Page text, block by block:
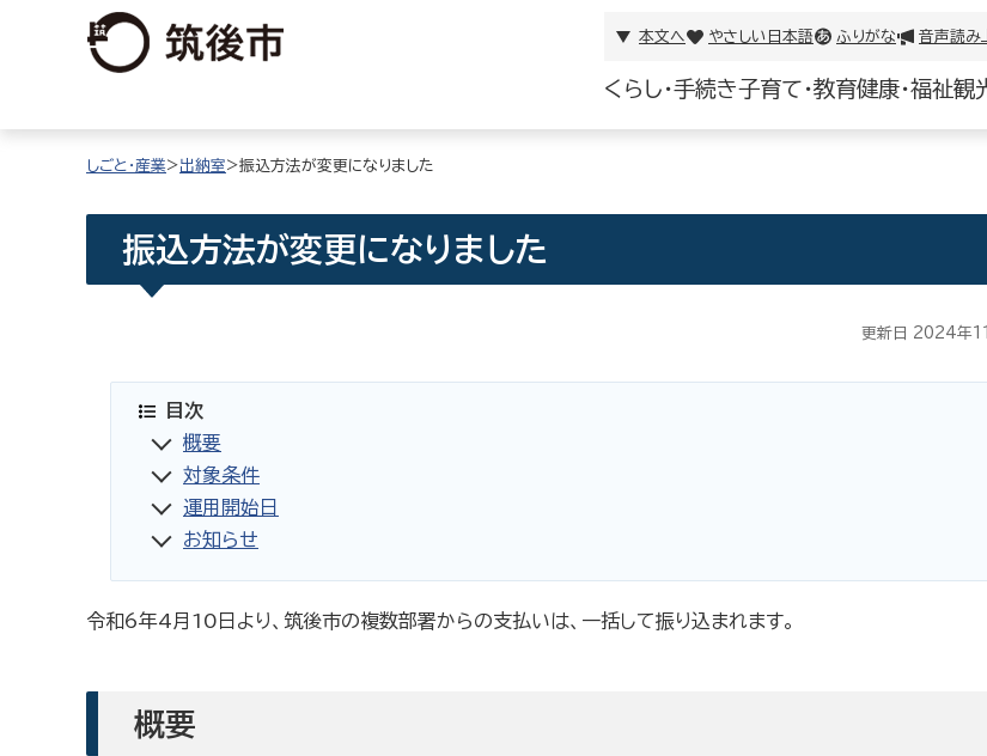
本文へ やさしい日本語 ふりがな 音声読み
くらし・手続き子育て・教育健康・福祉観
しごと・産業>出納室>振込方法が変更になりました
振込方法が変更になりました
更新日 2024年
目次
概要
対象条件
運用開始日
お知らせ
令和6年4月10日より、筑後市の複数部署からの支払いは、一括して振り込まれます。
概要